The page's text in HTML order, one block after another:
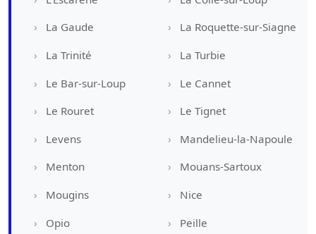
La Gaude
La Roquette-sur-Siagne
La Trinité
La Turbie
Le Bar-sur-Loup
Le Cannet
Le Rouret
Le Tignet
Levens
Mandelieu-la-Napoule
Menton
Mouans-Sartoux
Mougins
Nice
Opio
Peille